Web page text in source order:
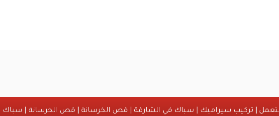
تركيب سيراميك سباك في الشارقة قص الخرسانة | قص الخرسانة | سباك |